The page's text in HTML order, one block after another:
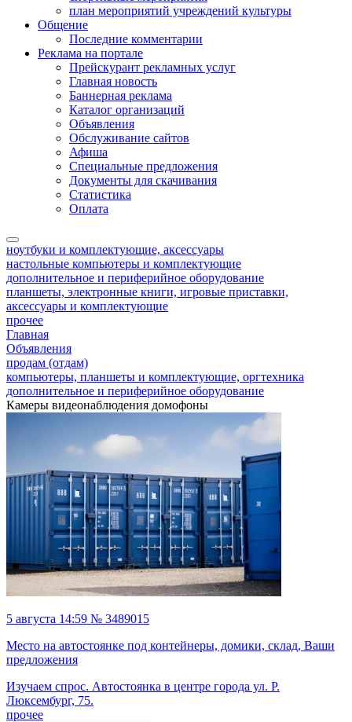
план мероприятий учреждений культуры
Общение
Последние комментарии
Реклама на портале
Прейскурант рекламных услуг
Главная новость
Баннерная реклама
Каталог организаций
Объявления
Обслуживание сайтов
Афиша
Специальные предложения
Документы для скачивания
Статистика
Оплата
ноутбуки и комплектующие, аксессуары
настольные компьютеры и комплектующие
дополнительное и периферийное оборудование
планшеты, электронные книги, игровые приставки,
аксессуары и комплектующие
прочее
Главная
Объявления
продам (отдам)
компьютеры, планшеты и комплектующие, оргтехника
дополнительное и периферийное оборудование
Камеры видеонаблюдения домофоны
5 августа 14:59 № 3489015
Место на автостоянке под контейнеры, домики, склад, Ваши
предложения
Изучаем спрос. Автостоянка в центре города ул. Р.
Люксембург, 75.
прочее